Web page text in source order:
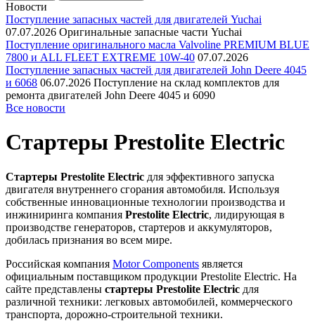
Новости
Поступление запасных частей для двигателей Yuchai
07.07.2026 Оригинальные запасные части Yuchai
Поступление оригинального масла Valvoline PREMIUM BLUE
7800 и ALL FLEET EXTREME 10W-40 07.07.2026
Поступление запасных частей для двигателей John Deere 4045
и 6068 06.07.2026 Поступление на склад комплектов для
ремонта двигателей John Deere 4045 и 6090
Все новости
Стартеры Prestolite Electric
Стартеры Prestolite Electric для эффективного запуска
двигателя внутреннего сгорания автомобиля. Используя
собственные инновационные технологии производства и
инжиниринга компания Prestolite Electric, лидирующая в
производстве генераторов, стартеров и аккумуляторов,
добилась признания во всем мире.
Российская компания Motor Components является
официальным поставщиком продукции Prestolite Electric. На
сайте представлены стартеры Prestolite Electric для
различной техники: легковых автомобилей, коммерческого
транспорта, дорожно-строительной техники.